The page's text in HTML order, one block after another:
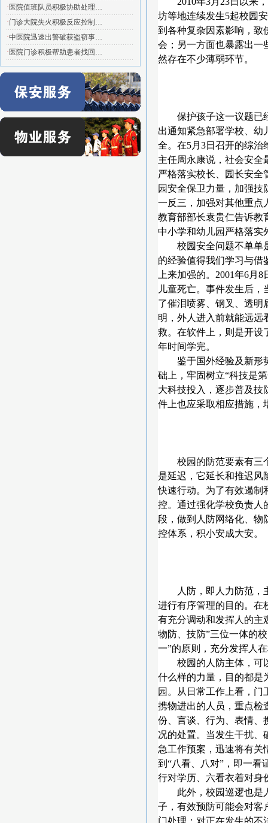
· 医院值班队员积极协助处理…
·门诊大院失火积极反应控制…
·中医院迅速出警破获盗窃事…
· 医院门诊积极帮助患者找回…
坊等地连续发生5起校园
到各种复杂因素影响，致
会；另一方面也暴露出一
然存在不少薄弱环节。
保护孩子这一议题已
出通知紧急部署学校、幼
全。在5月 3日 召开的综治
主任周永康说，社会安全
严格落实校长、园长安全
园安全保卫力量，加强
一反三，加强对其他重点
教育部部长袁贵仁告诉教
中小学和幼儿园严格落实
校园安全问题不单单
的经验值得我们学习与借
上来加强的。 2001年6月 8
儿童死亡。事件发生后
了催泪喷雾、钢叉、透明
明，外人进入前就能远远
救。在软件上，则是开设
年时间学完。
鉴于国外经验及新形
础上，牢固树立“科技是
大科技投入，逐步普及技
件上也应采取相应措施，
校园的防范要素有三
是延迟，它延长和推迟风
快速行动。为了有效遏制
控。通过强化学校负责人
段，做到人防网络化、物
控体系，积小安成大安。
人防，即人力防范
进行有序管理的目的。在
有充分调动和发挥人的主
物防、技防”三位一体的
一”的原则，充分发挥人
校园的人防主体，可
什么样的力量，目的都是
园。从日常工作上看，
携物进出的人员，重点检
份、言谈、行为、表情、
况的处置。当发生干扰、
急工作预案，迅速将有关
到“八看、八对”，即一看
行对学历、六看衣着对身
此外，校园巡逻也是
子，有效预防可能会对客
门处理；对正在发生的不